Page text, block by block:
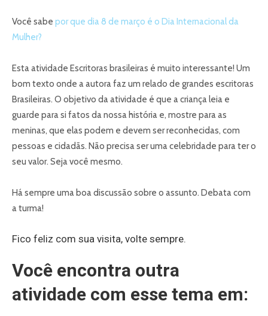
Você sabe por que dia 8 de março é o Dia Internacional da
Mulher?
Esta atividade Escritoras brasileiras é muito interessante! Um
bom texto onde a autora faz um relado de grandes escritoras
Brasileiras. O objetivo da atividade é que a criança leia e
guarde para si fatos da nossa história e, mostre para as
meninas, que elas podem e devem ser reconhecidas, com
pessoas e cidadãs. Não precisa ser uma celebridade para ter o
seu valor. Seja você mesmo.
Há sempre uma boa discussão sobre o assunto. Debata com
a turma!
Fico feliz com sua visita, volte sempre.
Você encontra outra
atividade com esse tema em: